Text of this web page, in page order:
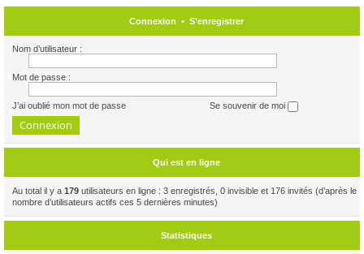
Connexion • S’enregistrer
Nom d’utilisateur :
Mot de passe :
J’ai oublié mon mot de passe Se souvenir de moi
Qui est en ligne
Au total il y a 179 utilisateurs en ligne : 3 enregistrés, 0 invisible et 176 invités (d’après le
nombre d’utilisateurs actifs ces 5 dernières minutes)
Statistiques